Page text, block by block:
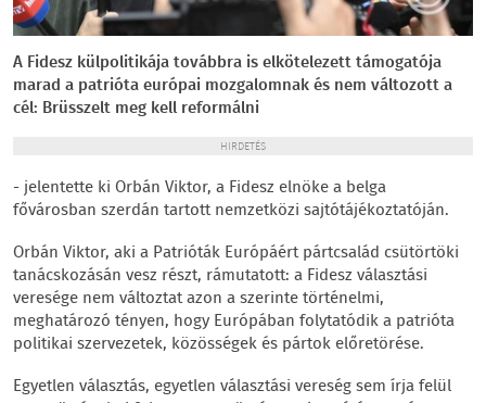
A Fidesz külpolitikája továbbra is elkötelezett támogatója
marad a patrióta európai mozgalomnak és nem változott a
cél: Brüsszelt meg kell reformálni
HIRDETÉS
- jelentette ki Orbán Viktor, a Fidesz elnöke a belga
fővárosban szerdán tartott nemzetközi sajtótájékoztatóján.
Orbán Viktor, aki a Patrióták Európáért pártcsalád csütörtöki
tanácskozásán vesz részt, rámutatott: a Fidesz választási
veresége nem változtat azon a szerinte történelmi,
meghatározó tényen, hogy Európában folytatódik a patrióta
politikai szervezetek, közösségek és pártok előretörése.
Egyetlen választás, egyetlen választási vereség sem írja felül